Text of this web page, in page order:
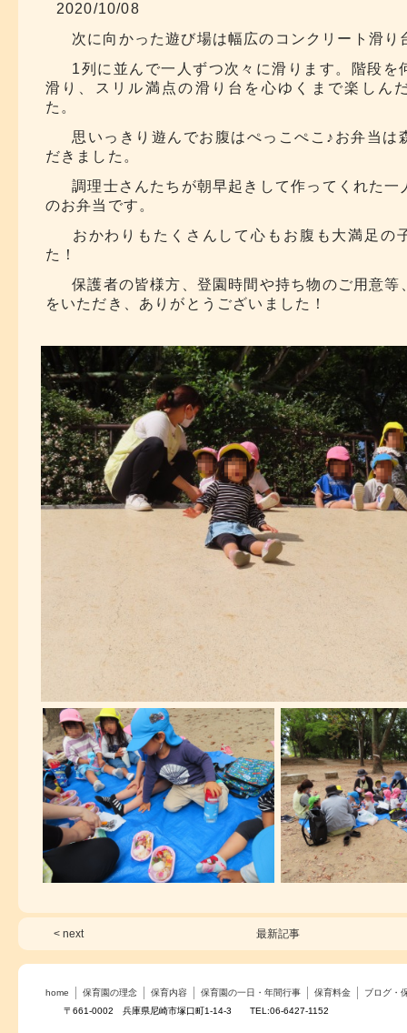
2020/10/08
次に向かった遊び場は幅広のコンクリート滑り
1列に並んで一人ずつ次々に滑ります。階段を
滑り、スリル満点の滑り台を心ゆくまで楽しん
た。
思いっきり遊んでお腹はぺっこぺこ♪お弁当は
だきました。
調理士さんたちが朝早起きして作ってくれた一
のお弁当です。
おかわりもたくさんして心もお腹も大満足の
た！
保護者の皆様方、登園時間や持ち物のご用意等
をいただき、ありがとうございました！
< next 最新記事
home 保育園の理念 保育内容 保育園の一日・年間行事 保育料金
ブログ・
〒661-0002 兵庫県尼崎市塚口町1-14-3 TEL:06-6427-1152